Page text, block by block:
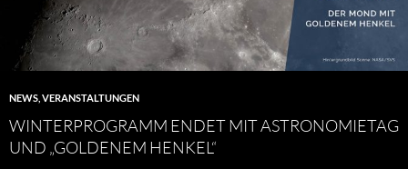
NEWS VERANSTALTUNGEN
WINTERPROGRAMM ENDET MIT ASTRONOMIETAG
UND „GOLDENEM HENKEL“